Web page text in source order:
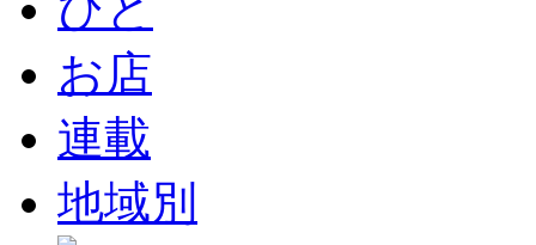
お店
連載
地域別